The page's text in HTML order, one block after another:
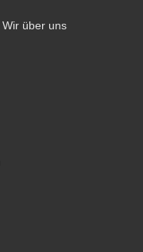
Wir über uns